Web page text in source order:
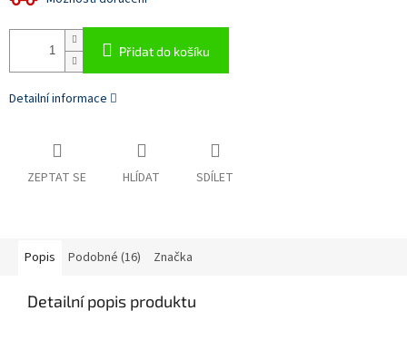
Přidat do košíku
Detailní informace
ZEPTAT SE HLÍDAT SDÍLET
Popis Podobné (16) Značka
Detailní popis produktu